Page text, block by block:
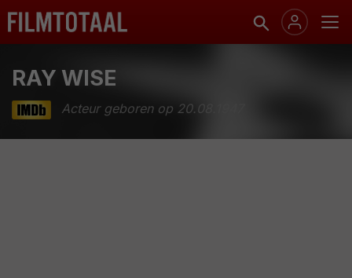
RAY WISE
Acteur geboren op 20.08.1947